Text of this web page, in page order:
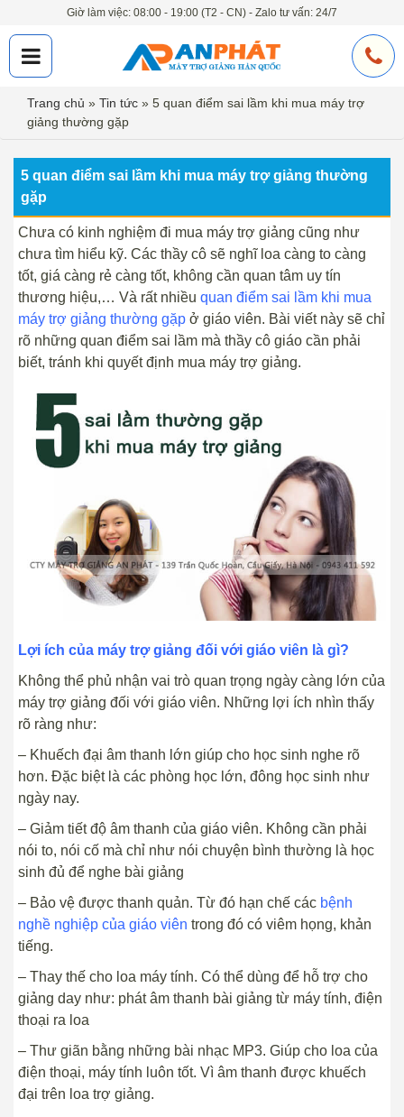
Giờ làm việc: 08:00 - 19:00 (T2 - CN) - Zalo tư vấn: 24/7
Trang chủ » Tin tức » 5 quan điểm sai lầm khi mua máy trợ
giảng thường gặp
5 quan điểm sai lầm khi mua máy trợ giảng thường
gặp
Chưa có kinh nghiệm đi mua máy trợ giảng cũng như
chưa tìm hiểu kỹ. Các thầy cô sẽ nghĩ loa càng to càng
tốt, giá càng rẻ càng tốt, không cần quan tâm uy tín
thương hiệu,… Và rất nhiều quan điểm sai lầm khi mua
máy trợ giảng thường gặp ở giáo viên. Bài viết này sẽ chỉ
rõ những quan điểm sai lầm mà thầy cô giáo cần phải
biết, tránh khi quyết định mua máy trợ giảng.
Lợi ích của máy trợ giảng đối với giáo viên là gì?
Không thể phủ nhận vai trò quan trọng ngày càng lớn của
máy trợ giảng đối với giáo viên. Những lợi ích nhìn thấy
rõ ràng như:
– Khuếch đại âm thanh lớn giúp cho học sinh nghe rõ
hơn. Đặc biệt là các phòng học lớn, đông học sinh như
ngày nay.
– Giảm tiết độ âm thanh của giáo viên. Không cần phải
nói to, nói cố mà chỉ như nói chuyện bình thường là học
sinh đủ để nghe bài giảng
– Bảo vệ được thanh quản. Từ đó hạn chế các bệnh
nghề nghiệp của giáo viên trong đó có viêm họng, khản
tiếng.
– Thay thế cho loa máy tính. Có thể dùng để hỗ trợ cho
giảng day như: phát âm thanh bài giảng từ máy tính, điện
thoại ra loa
– Thư giãn bằng những bài nhạc MP3. Giúp cho loa của
điện thoại, máy tính luôn tốt. Vì âm thanh được khuếch
đại trên loa trợ giảng.